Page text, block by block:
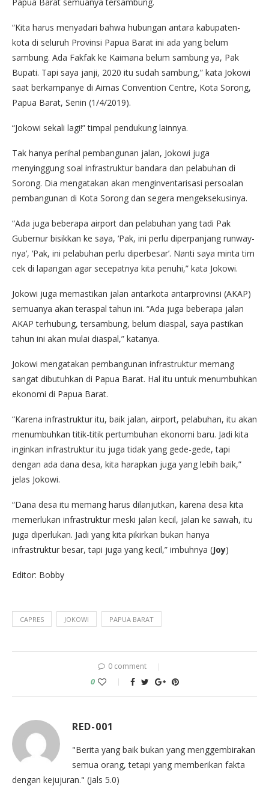
“Kita harus menyadari bahwa hubungan antara kabupaten-
kota di seluruh Provinsi Papua Barat ini ada yang belum
sambung. Ada Fakfak ke Kaimana belum sambung ya, Pak
Bupati. Tapi saya janji, 2020 itu sudah sambung,” kata Jokowi
saat berkampanye di Aimas Convention Centre, Kota Sorong,
Papua Barat, Senin (1/4/2019).
“Jokowi sekali lagi!” timpal pendukung lainnya.
Tak hanya perihal pembangunan jalan, Jokowi juga
menyinggung soal infrastruktur bandara dan pelabuhan di
Sorong. Dia mengatakan akan menginventarisasi persoalan
pembangunan di Kota Sorong dan segera mengeksekusinya.
“Ada juga beberapa airport dan pelabuhan yang tadi Pak
Gubernur bisikkan ke saya, ‘Pak, ini perlu diperpanjang runway-
nya’, ‘Pak, ini pelabuhan perlu diperbesar’. Nanti saya minta tim
cek di lapangan agar secepatnya kita penuhi,” kata Jokowi.
Jokowi juga memastikan jalan antarkota antarprovinsi (AKAP)
semuanya akan teraspal tahun ini. “Ada juga beberapa jalan
AKAP terhubung, tersambung, belum diaspal, saya pastikan
tahun ini akan mulai diaspal,” katanya.
Jokowi mengatakan pembangunan infrastruktur memang
sangat dibutuhkan di Papua Barat. Hal itu untuk menumbuhkan
ekonomi di Papua Barat.
“Karena infrastruktur itu, baik jalan, airport, pelabuhan, itu akan
menumbuhkan titik-titik pertumbuhan ekonomi baru. Jadi kita
inginkan infrastruktur itu juga tidak yang gede-gede, tapi
dengan ada dana desa, kita harapkan juga yang lebih baik,”
jelas Jokowi.
“Dana desa itu memang harus dilanjutkan, karena desa kita
memerlukan infrastruktur meski jalan kecil, jalan ke sawah, itu
juga diperlukan. Jadi yang kita pikirkan bukan hanya
infrastruktur besar, tapi juga yang kecil,” imbuhnya (Joy)
Editor: Bobby
CAPRES JOKOWI PAPUA BARAT
0 comment
0
RED-001
"Berita yang baik bukan yang menggembirakan
semua orang, tetapi yang memberikan fakta
dengan kejujuran." (Jals 5.0)